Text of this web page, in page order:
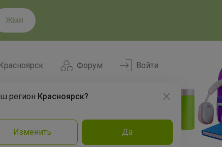
Жми
Форум
Красноярск
регион Красноярск?
Изменить Да
Войти
Команда Эксперты